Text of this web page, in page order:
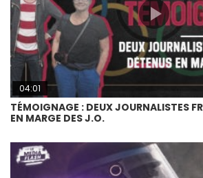
04:01
TÉMOIGNAGE : DEUX JOURNALISTES
EN MARGE DES J.O.